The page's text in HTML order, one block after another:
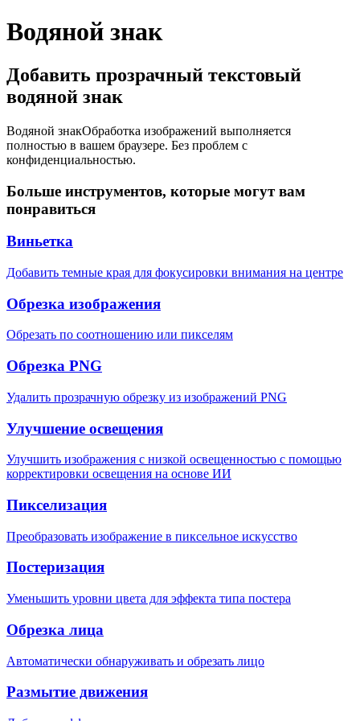
Водяной знак
Добавить прозрачный текстовый
водяной знак
Водяной знакОбработка изображений выполняется
полностью в вашем браузере. Без проблем с
конфиденциальностью.
Больше инструментов, которые могут вам
понравиться
Виньетка
Добавить темные края для фокусировки внимания на центре
Обрезка изображения
Обрезать по соотношению или пикселям
Обрезка PNG
Удалить прозрачную обрезку из изображений PNG
Улучшение освещения
Улучшить изображения с низкой освещенностью с помощью
корректировки освещения на основе ИИ
Пикселизация
Преобразовать изображение в пиксельное искусство
Постеризация
Уменьшить уровни цвета для эффекта типа постера
Обрезка лица
Автоматически обнаруживать и обрезать лицо
Размытие движения